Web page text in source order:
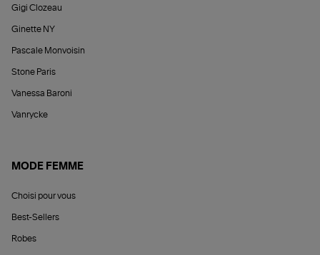
Gigi Clozeau
Ginette NY
Pascale Monvoisin
Stone Paris
Vanessa Baroni
Vanrycke
MODE FEMME
Choisi pour vous
Best-Sellers
Robes